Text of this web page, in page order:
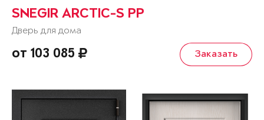
SNEGIR ARCTIC-S PP
Дверь для дома
от 103 085 Заказать